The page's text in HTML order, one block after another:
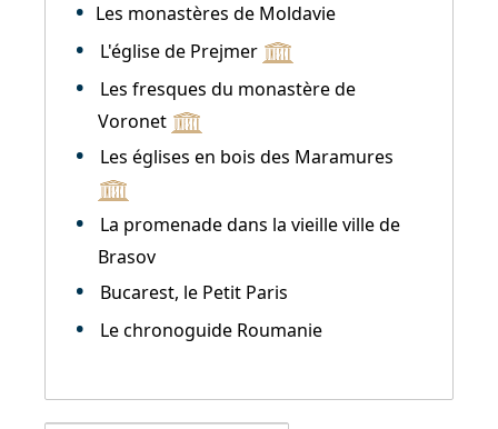
Les monastères de Moldavie
L'église de Prejmer
Les fresques du monastère de
Voronet
Les églises en bois des Maramures
La promenade dans la vieille ville de
Brasov
Bucarest, le Petit Paris
Le chronoguide Roumanie